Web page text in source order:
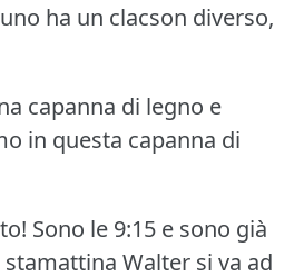
ha un clacson diverso,
capanna di legno e
in questa capanna di
Sono le 9:15 e sono già
Walter si va ad